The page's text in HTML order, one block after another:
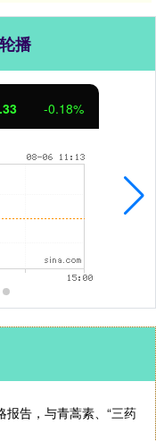
播
0.08%
告，与青蒿素、“三药